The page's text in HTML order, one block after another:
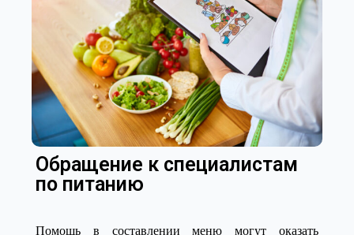
Обращение к специалистам
по питанию
Помощь в составлении меню могут оказать